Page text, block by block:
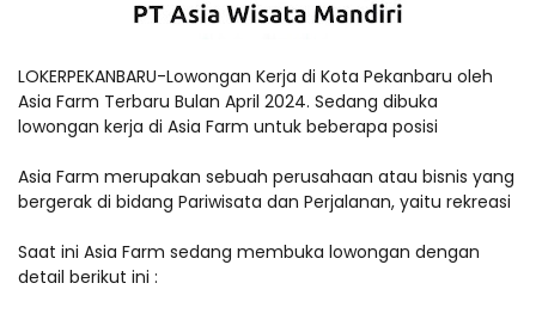
LOKERPEKANBARU-Lowongan Kerja di Kota Pekanbaru oleh
Asia Farm Terbaru Bulan April 2024. Sedang dibuka
lowongan kerja di Asia Farm untuk beberapa posisi
Asia Farm merupakan sebuah perusahaan atau bisnis yang
bergerak di bidang Pariwisata dan Perjalanan, yaitu rekreasi
Saat ini Asia Farm sedang membuka lowongan dengan
detail berikut ini :